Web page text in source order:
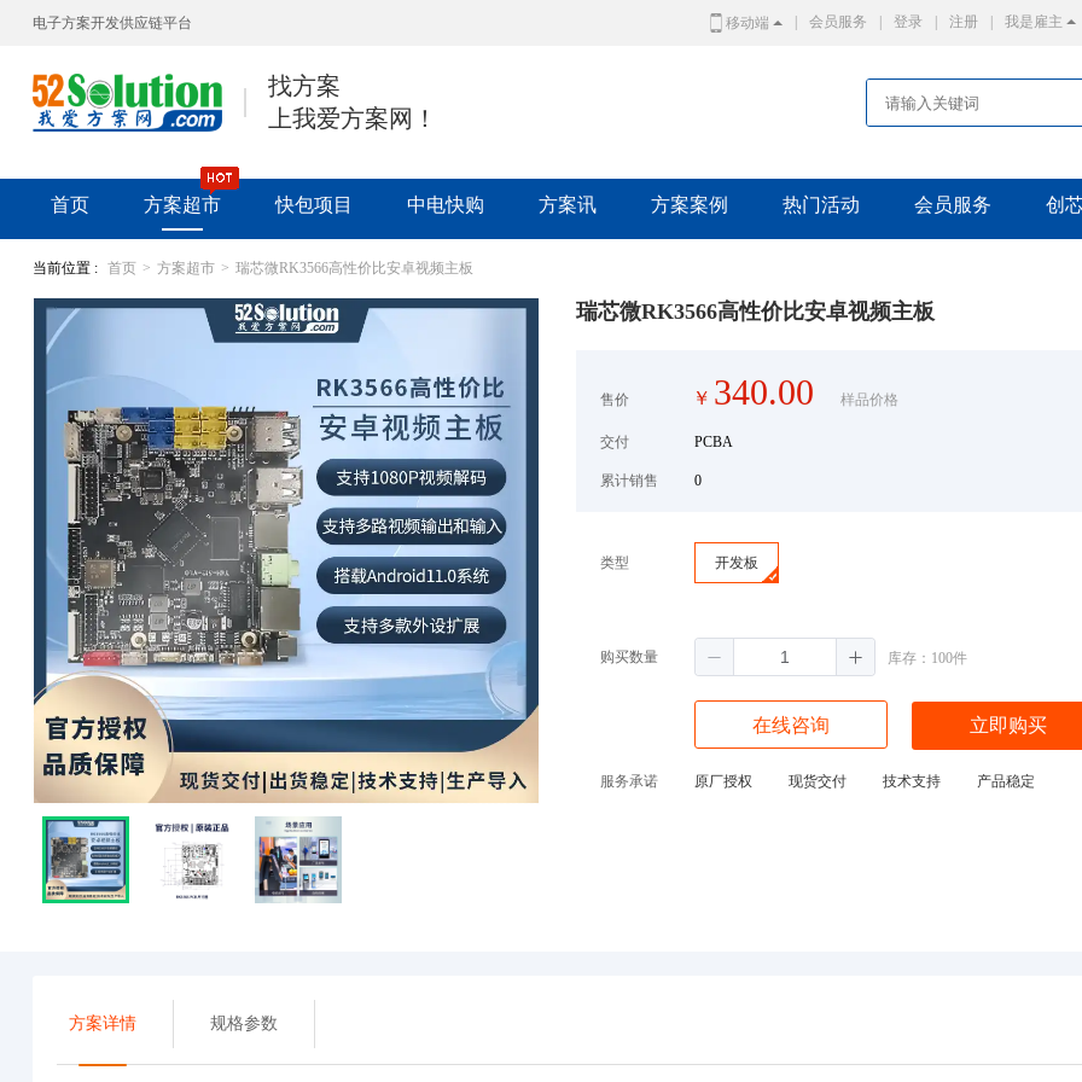
电子方案开发供应链平台 移动端 会员服务 登录 注册 我是雇主
找方案
上我爱方案网！
首页 方案超市 快包项目 中电快购 方案讯 方案案例 热门活动 会员服务 创
当前位置 : 首页 > 方案超市 > 瑞芯微RK3566高性价比安卓视频主板
瑞芯微RK3566高性价比安卓视频主板
售价 ￥ 340.00 样品价格
交付 PCBA
累计销售 0
类型 开发板
购买数量 库存：100件
在线咨询 立即购买
服务承诺 原厂授权 现货交付 技术支持 产品稳定
方案详情 规格参数